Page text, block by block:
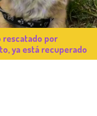
rescatado por
ya está recuperado